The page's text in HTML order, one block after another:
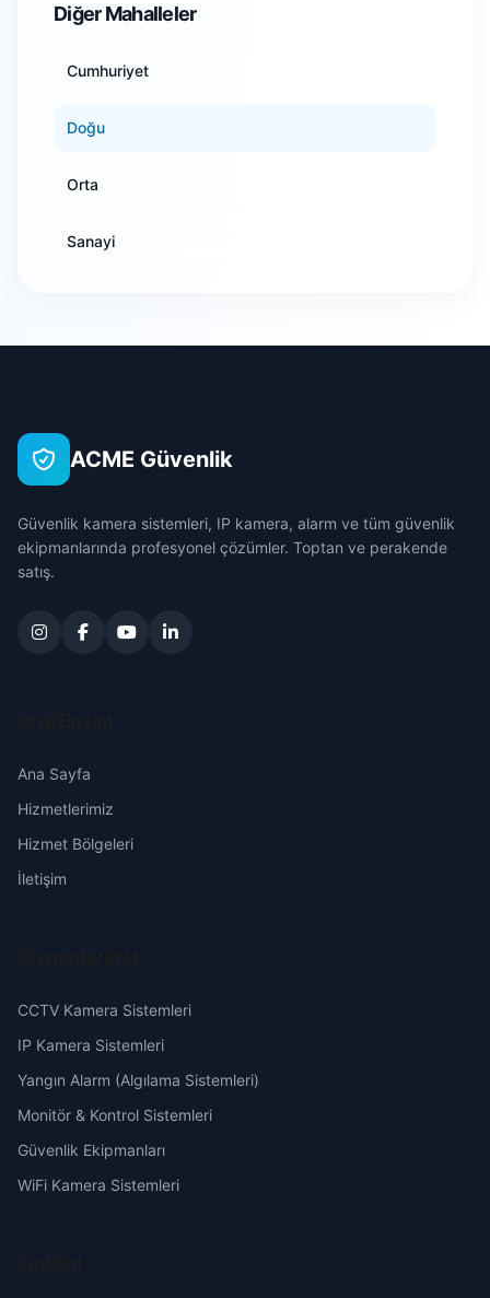
Bilecik
Bingöl
Bitlis
Bolu
Burdur
Çorum
Denizli
Edirne
Erzurum
Hakkari
Isparta
Diğer Mahalleler
Cumhuriyet
Doğu
Orta
Sanayi
Yeşilırmak
ACME Güvenlik
Güvenlik kamera sistemleri, IP kamera, alarm ve tüm güvenlik
ekipmanlarında profesyonel çözümler. Toptan ve perakende
satış.
Ana Sayfa
Hizmetlerimiz
Hizmet Bölgeleri
İletişim
CCTV Kamera Sistemleri
IP Kamera Sistemleri
Yangın Alarm (Algılama Sistemleri)
Monitör & Kontrol Sistemleri
Güvenlik Ekipmanları
WiFi Kamera Sistemleri